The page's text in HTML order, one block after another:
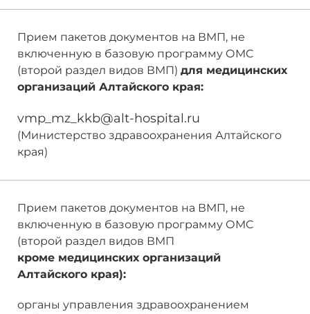
Прием пакетов документов на ВМП, не
включенную в базовую программу ОМС
(второй раздел видов ВМП) для медицинских
организаций Алтайского края:
vmp_mz_kkb@alt-hospital.ru
(Министерство здравоохранения Алтайского
края)
Прием пакетов документов на ВМП, не
включенную в базовую программу ОМС
(второй раздел видов ВМП
кроме медицинских организаций
Алтайского края):
органы управления здравоохранением